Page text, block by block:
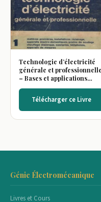
Technologie d’électricité
générale et professionnelle
– Bases et applications
Télécharger ce Livre
Génie Électromécanique
Livres et Cours